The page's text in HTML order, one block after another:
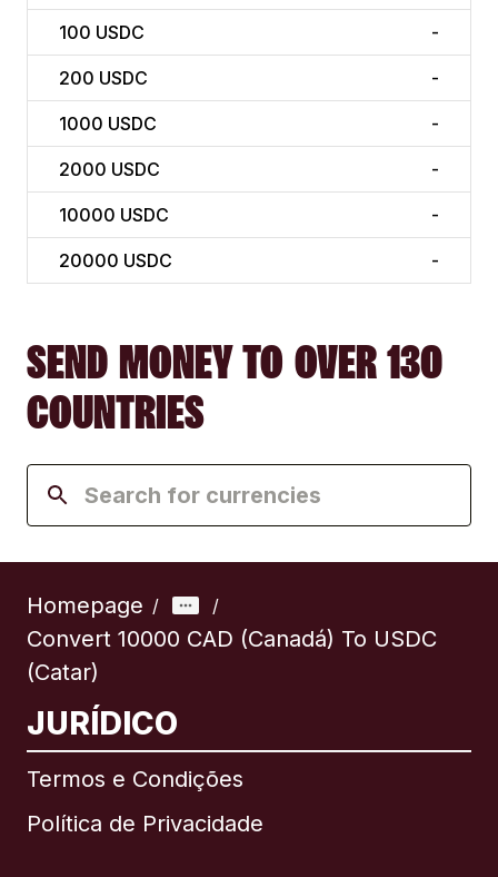
100 USDC -
200 USDC -
1000 USDC -
2000 USDC -
10000 USDC -
20000 USDC -
SEND MONEY TO OVER 130
COUNTRIES
Homepage / /
Convert 10000 CAD (Canadá) To USDC
(Catar)
JURÍDICO
Termos e Condições
Política de Privacidade